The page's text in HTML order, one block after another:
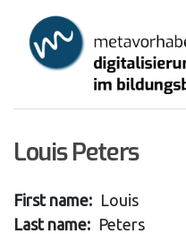
main
Louis Peters
First name
Louis
Last name
Peters